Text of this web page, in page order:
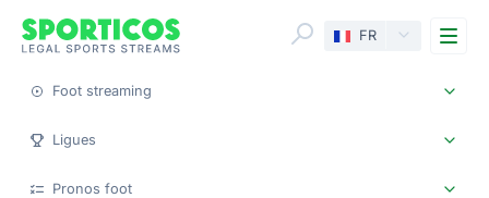
FR
Foot streaming
Ligues
Pronos foot